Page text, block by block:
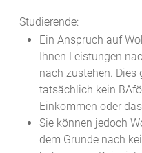
Studierende:
Ein Anspruch auf
Ihnen Leistungen
nach zustehen. Dies
tatsächlich kein
Einkommen oder
Sie können jedoch
dem Grunde nach